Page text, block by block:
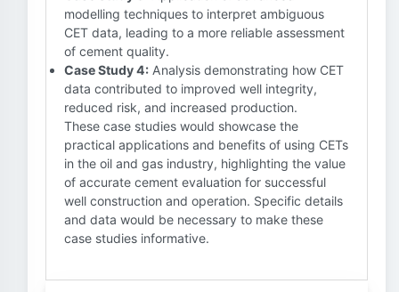
modelling techniques to interpret ambiguous
CET data, leading to a more reliable assessment
of cement quality.
Case Study 4: Analysis demonstrating how CET
data contributed to improved well integrity,
reduced risk, and increased production.
These case studies would showcase the
practical applications and benefits of using CETs
in the oil and gas industry, highlighting the value
of accurate cement evaluation for successful
well construction and operation. Specific details
and data would be necessary to make these
case studies informative.